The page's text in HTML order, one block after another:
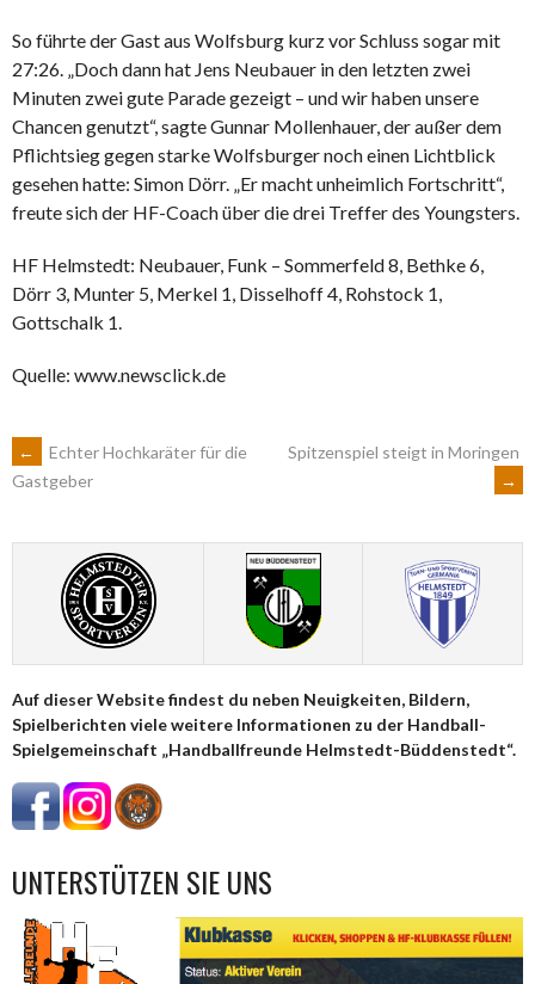
So führte der Gast aus Wolfsburg kurz vor Schluss sogar mit
27:26. „Doch dann hat Jens Neubauer in den letzten zwei
Minuten zwei gute Parade gezeigt – und wir haben unsere
Chancen genutzt“, sagte Gunnar Mollenhauer, der außer dem
Pflichtsieg gegen starke Wolfsburger noch einen Lichtblick
gesehen hatte: Simon Dörr. „Er macht unheimlich Fortschritt“,
freute sich der HF-Coach über die drei Treffer des Youngsters.
HF Helmstedt: Neubauer, Funk – Sommerfeld 8, Bethke 6,
Dörr 3, Munter 5, Merkel 1, Disselhoff 4, Rohstock 1,
Gottschalk 1.
Quelle: www.newsclick.de
ARTIKEL-
NAVIGATION
←
Echter Hochkaräter für die
Gastgeber
Spitzenspiel steigt in Moringen
→
Auf dieser Website findest du neben Neuigkeiten, Bildern,
Spielberichten viele weitere Informationen zu der Handball-
Spielgemeinschaft „Handballfreunde Helmstedt-Büddenstedt“.
UNTERSTÜTZEN SIE UNS